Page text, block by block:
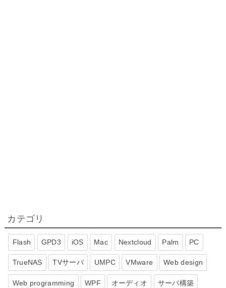
カテゴリ
Flash GPD3 iOS Mac Nextcloud Palm PC
TrueNAS TVサーバ UMPC VMware Web design
Web programming WPF オーディオ サーバ構築